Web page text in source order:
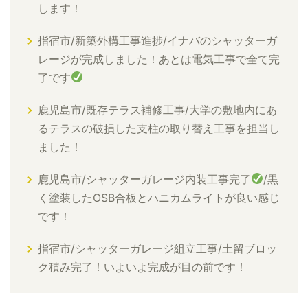
します！
指宿市/新築外構工事進捗/イナバのシャッターガ
レージが完成しました！あとは電気工事で全て完
了です
鹿児島市/既存テラス補修工事/大学の敷地内にあ
るテラスの破損した支柱の取り替え工事を担当し
ました！
鹿児島市/シャッターガレージ内装工事完了
/黒
く塗装したOSB合板とハニカムライトが良い感じ
です！
指宿市/シャッターガレージ組立工事/土留ブロッ
ク積み完了！いよいよ完成が目の前です！